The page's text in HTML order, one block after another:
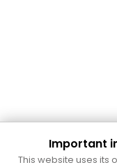
Important
This website uses its